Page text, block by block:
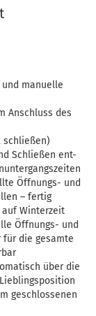
manuelle
Anschluss des
schließen)
Schließen ent-
Öffnungs- und
– fertig
Winterzeit
Öffnungs- und
für die gesamte
über die
geschlossenen